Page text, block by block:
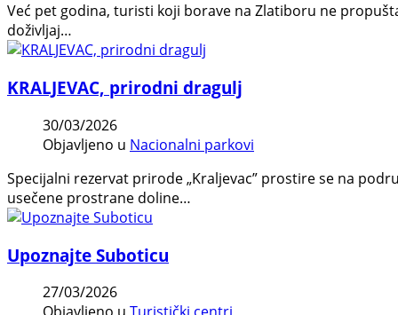
Već pet godina, turisti koji borave na Zlatiboru ne
doživljaj…
KRALJEVAC, prirodni dragulj
30/03/2026
Objavljeno u Nacionalni parkovi
Specijalni rezervat prirode „Kraljevac” prostire se na
usečene prostrane doline…
Upoznajte Suboticu
27/03/2026